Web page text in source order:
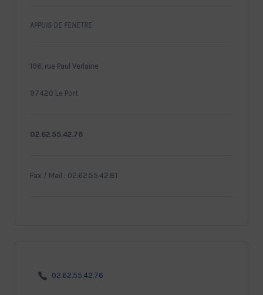
APPUIS DE FENETRE
106, rue Paul Verlaine
97420 Le Port
02.62.55.42.76
Fax / Mail : 02.62.55.42.81
02.62.55.42.76